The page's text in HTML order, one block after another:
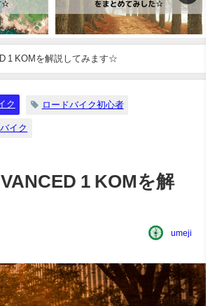
1 KOMを解説してみます☆
ク ロードバイク初心者
イク
1 KOMを解
umeji